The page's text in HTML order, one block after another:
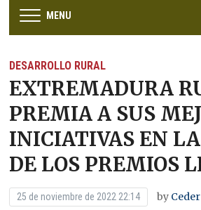
MENU
DESARROLLO RURAL
EXTREMADURA
PREMIA A SUS
INICIATIVAS EN
DE LOS PREMIOS
25 de noviembre de 2022 22:14 by